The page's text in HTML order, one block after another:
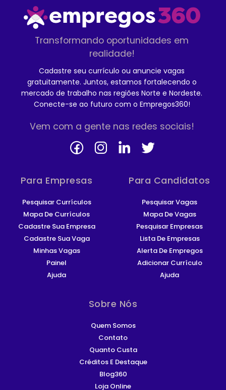
Transformando oportunidades em
realidade!
Cadastre seu currículo ou anuncie vagas
gratuitamente. Juntos, estamos fortalecendo o
mercado de trabalho nas regiões Norte e Nordeste.
Conecte-se ao futuro com o Empregos360!
Vem com a gente nas redes sociais!
Para Empresas
Pesquisar Currículos
Mapa De Currículos
Cadastre Sua Empresa
Cadastre Sua Vaga
Minhas Vagas
Painel
Ajuda
Para Candidatos
Pesquisar Vagas
Mapa De Vagas
Pesquisar Empresas
Lista De Empresas
Alerta De Empregos
Adicionar Currículo
Ajuda
Sobre Nós
Quem Somos
Contato
Quanto Custa
Créditos E Destaque
Blog360
Loja Online